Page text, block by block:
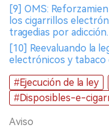
[9] OMS:
los cigarrillos
tragedias por adicción.
[10] Reevaluando la
electrónicos y tabaco
#Ejecución de la ley
#Disposibles-e-
Aviso